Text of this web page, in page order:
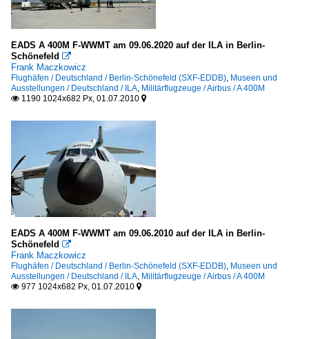
EADS A 400M F-WWMT am 09.06.2020 auf der ILA in Berlin-
Schönefeld 
Frank Maczkowicz
Flughäfen / Deutschland / Berlin-Schönefeld (SXF-EDDB), Museen und
Ausstellungen / Deutschland / ILA, Militärflugzeuge / Airbus / A 400M
 1190 1024x682 Px, 01.07.2010 
EADS A 400M F-WWMT am 09.06.2010 auf der ILA in Berlin-
Schönefeld 
Frank Maczkowicz
Flughäfen / Deutschland / Berlin-Schönefeld (SXF-EDDB), Museen und
Ausstellungen / Deutschland / ILA, Militärflugzeuge / Airbus / A 400M
 977 1024x682 Px, 01.07.2010 